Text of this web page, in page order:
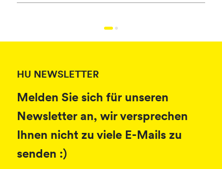
HU NEWSLETTER
Melden Sie sich für unseren
Newsletter an, wir versprechen
Ihnen nicht zu viele E-Mails zu
senden :)